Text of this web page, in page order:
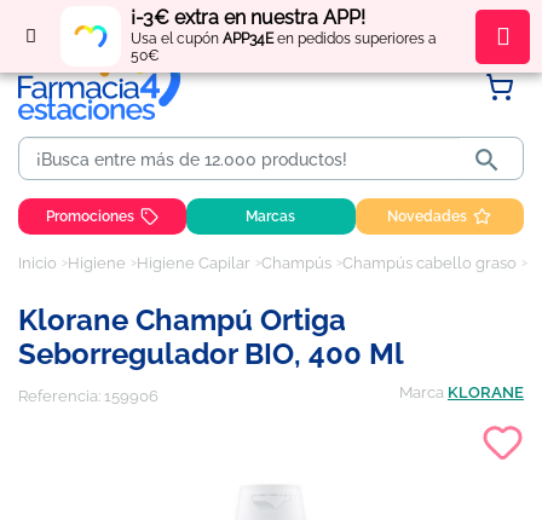
¡-3€ extra en nuestra APP!
Usa el cupón APP34Een pedidos superiores a
50€
Regístratey obténpuntos por tus compras

Promociones Marcas Novedades
Inicio Higiene Higiene Capilar Champús Champús cabello graso
Klorane Champú Ortiga
Seborregulador BIO, 400 Ml
Referencia: 159906 Marca KLORANE